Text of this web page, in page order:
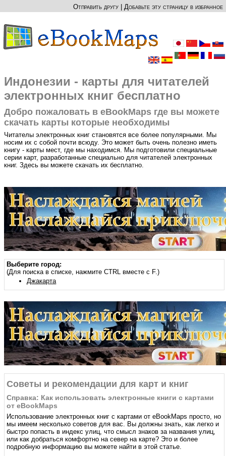
Отправить другу Добавьте эту страницу в избранное
Индонезии - карты для читателей
электронных книг бесплатно
Добро пожаловать в eBookMaps где вы можете
скачать карты которые необходимы
Читателы электронных книг становятся все более популярными. Мы
носим их с собой почти всюду. Это может быть очень полезно иметь
книгу - карты мест, где мы находимся. Мы подготовили специальные
серии карт, разработанные специально для читателей электронных
книг. Здесь вы можете скачать их бесплатно.
Выберите город:
(Для поиска в списке, нажмите CTRL вместе с F.)
Джакарта
Советы и рекомендации для карт и книг
Справка: Как использовать электронные книги с картами
от eBookMaps
Использование электронных книг с картами от eBookMaps простo, но
мы имеем несколько советов для вас. Вы должны знать, как легко и
быстро попасть в индекс улиц, что смысл знаков за названия улиц,
или как добраться комфортно на север на карте? Это и более
подробную информацию вы можете найти в этой статье.